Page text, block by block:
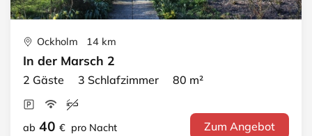
Ockholm 14 km
In der Marsch 2
2 Gäste 3 Schlafzimmer 80 m²
ab 40 € pro Nacht Zum Angebot